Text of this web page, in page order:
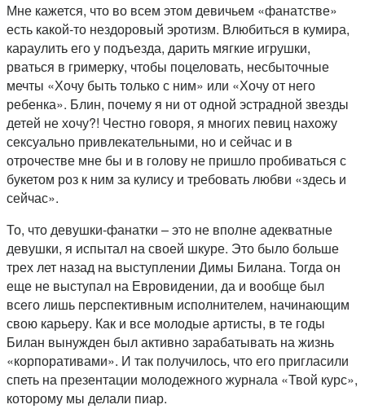
Мне кажется, что во всем этом девичьем «фанатстве»
есть какой-то нездоровый эротизм. Влюбиться в кумира,
караулить его у подъезда, дарить мягкие игрушки,
рваться в гримерку, чтобы поцеловать, несбыточные
мечты «Хочу быть только с ним» или «Хочу от него
ребенка». Блин, почему я ни от одной эстрадной звезды
детей не хочу?! Честно говоря, я многих певиц нахожу
сексуально привлекательными, но и сейчас и в
отрочестве мне бы и в голову не пришло пробиваться с
букетом роз к ним за кулису и требовать любви «здесь и
сейчас».
То, что девушки-фанатки – это не вполне адекватные
девушки, я испытал на своей шкуре. Это было больше
трех лет назад на выступлении Димы Билана. Тогда он
еще не выступал на Евровидении, да и вообще был
всего лишь перспективным исполнителем, начинающим
свою карьеру. Как и все молодые артисты, в те годы
Билан вынужден был активно зарабатывать на жизнь
«корпоративами». И так получилось, что его пригласили
спеть на презентации молодежного журнала «Твой курс»,
которому мы делали пиар.